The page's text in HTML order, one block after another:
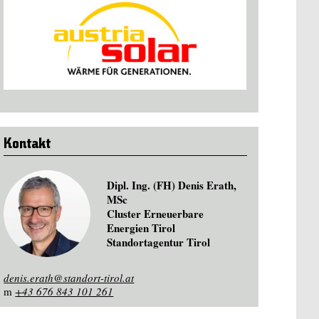
Kontakt
Dipl. Ing. (FH) Denis Erath,
MSc
Cluster Erneuerbare
Energien Tirol
Standortagentur Tirol
denis.erath@standort-tirol.at
m+43 676 843 101 261